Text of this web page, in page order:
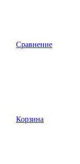
Сравнение
Корзина